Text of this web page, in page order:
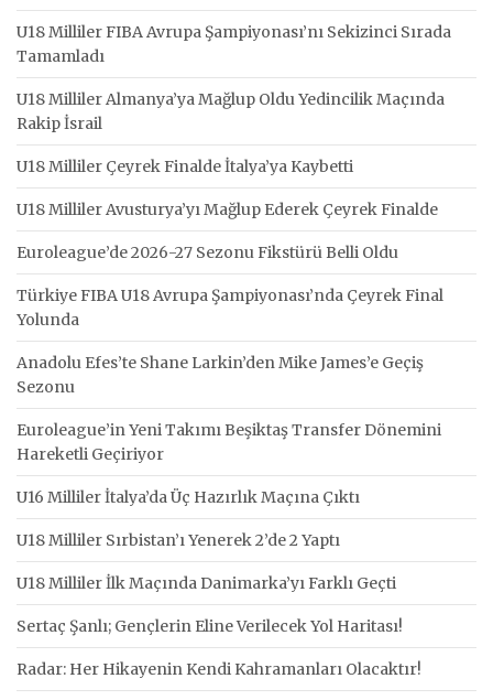
U18 Milliler FIBA Avrupa Şampiyonası’nı Sekizinci Sırada
Tamamladı
U18 Milliler Almanya’ya Mağlup Oldu Yedincilik Maçında
Rakip İsrail
U18 Milliler Çeyrek Finalde İtalya’ya Kaybetti
U18 Milliler Avusturya’yı Mağlup Ederek Çeyrek Finalde
Euroleague’de 2026-27 Sezonu Fikstürü Belli Oldu
Türkiye FIBA U18 Avrupa Şampiyonası’nda Çeyrek Final
Yolunda
Anadolu Efes’te Shane Larkin’den Mike James’e Geçiş
Sezonu
Euroleague’in Yeni Takımı Beşiktaş Transfer Dönemini
Hareketli Geçiriyor
U16 Milliler İtalya’da Üç Hazırlık Maçına Çıktı
U18 Milliler Sırbistan’ı Yenerek 2’de 2 Yaptı
U18 Milliler İlk Maçında Danimarka’yı Farklı Geçti
Sertaç Şanlı; Gençlerin Eline Verilecek Yol Haritası!
Radar: Her Hikayenin Kendi Kahramanları Olacaktır!